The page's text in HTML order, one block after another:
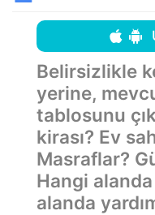
Belirsizlikle
yerine,
tablosunu
kirası? Ev
Masraflar?
Hangi alanda
alanda